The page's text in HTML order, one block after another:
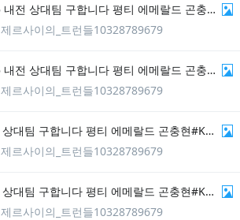
지금바로 5대5 내전 상대팀 구합니다 평티 에메랄드 곤충현#KR3
제르사이의_트런들10328789679
지금바로 5대5 내전 상대팀 구합니다 평티 에메랄드 곤충현#KR3
제르사이의_트런들10328789679
9시 5대5 내전 상대팀 구합니다 평티 에메랄드 곤충현#KR3
제르사이의_트런들10328789679
9시 5대5 내전 상대팀 구합니다 평티 에메랄드 곤충현#KR3
제르사이의_트런들10328789679